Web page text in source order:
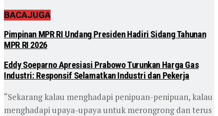
BACAJUGA
Pimpinan MPR RI Undang Presiden Hadiri Sidang Tahunan
MPR RI 2026
Eddy Soeparno Apresiasi Prabowo Turunkan Harga Gas
Industri: Responsif Selamatkan Industri dan Pekerja
“Sekarang kalau menghadapi penipuan-penipuan, kalau
menghadapi upaya-upaya untuk merongrong dan terus